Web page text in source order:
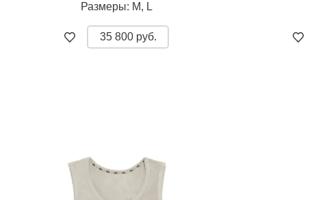
Размеры: M, L
35 800 руб.